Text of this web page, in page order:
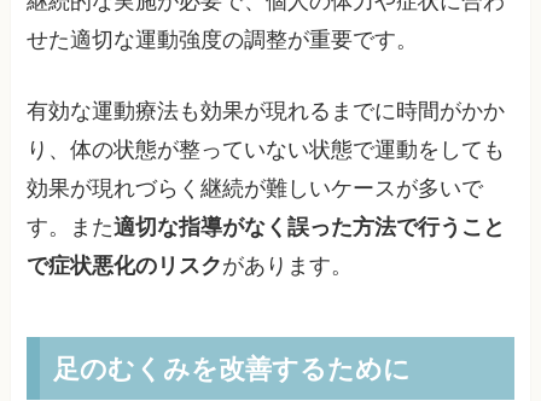
せた適切な運動強度の調整が重要です。
有効な運動療法も効果が現れるまでに時間がかか
り、体の状態が整っていない状態で運動をしても
効果が現れづらく継続が難しいケースが多いで
す。また適切な指導がなく誤った方法で行うこと
で症状悪化のリスクがあります。
足のむくみを改善するために